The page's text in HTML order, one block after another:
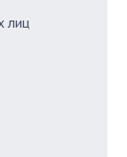
лиц